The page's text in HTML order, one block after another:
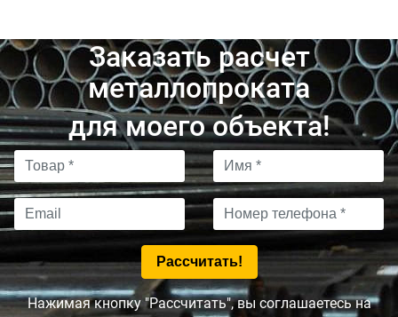
Заказать расчет
металлопроката
для моего объекта!
Нажимая кнопку "Рассчитать", вы соглашаетесь на